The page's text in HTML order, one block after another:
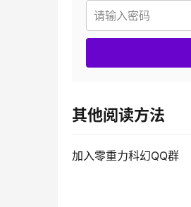
其他阅读方法
加入零重力科幻QQ群